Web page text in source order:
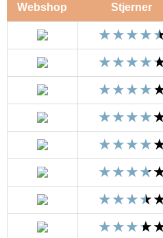
Webshop Stjerner